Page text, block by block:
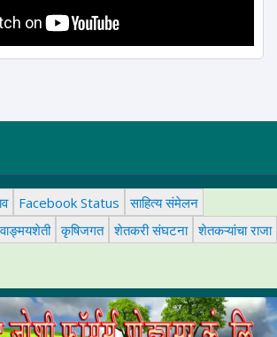
Facebook Status
साहित्य संमेलन
वाङ्मयशेती कृषिजगत शेतकरी संघटना शेतकऱ्यांचा राजा